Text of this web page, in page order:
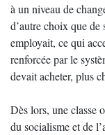
à un niveau de
d’autre choix que de
employait, ce qui
renforcée par le
devait acheter, plus
Dès lors, une classe
du socialisme et de